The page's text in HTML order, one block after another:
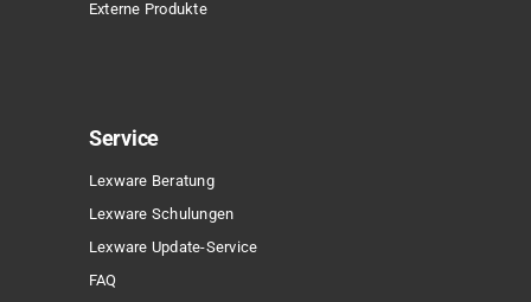
Externe Produkte
Service
Lexware Beratung
Lexware Schulungen
Lexware Update-Service
FAQ